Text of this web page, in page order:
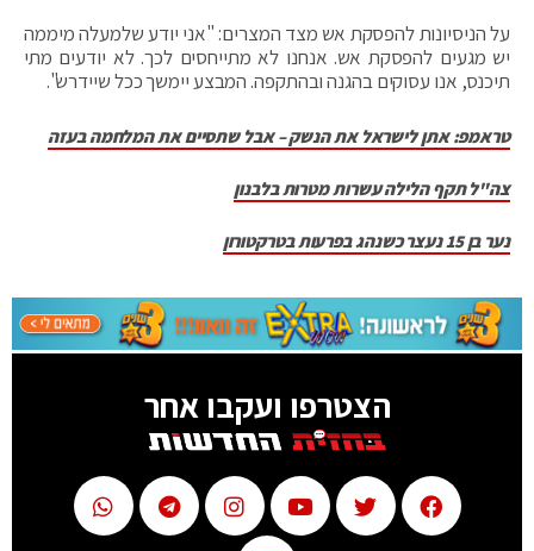
על הניסיונות להפסקת אש מצד המצרים: "אני יודע שלמעלה מיממה
יש מגעים להפסקת אש. אנחנו לא מתייחסים לכך. לא יודעים מתי
תיכנס, אנו עסוקים בהגנה ובהתקפה. המבצע יימשך ככל שיידרש".
טראמפ: אתן לישראל את הנשק – אבל שתסיים את המלחמה בעזה
צה"ל תקף הלילה עשרות מטרות בלבנון
נער בן 15 נעצר כשנהג בפרעות בטרקטורון
הצטרפו ועקבו אחר